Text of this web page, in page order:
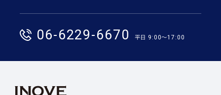
06-6229-6670 平日 9:00〜17:00